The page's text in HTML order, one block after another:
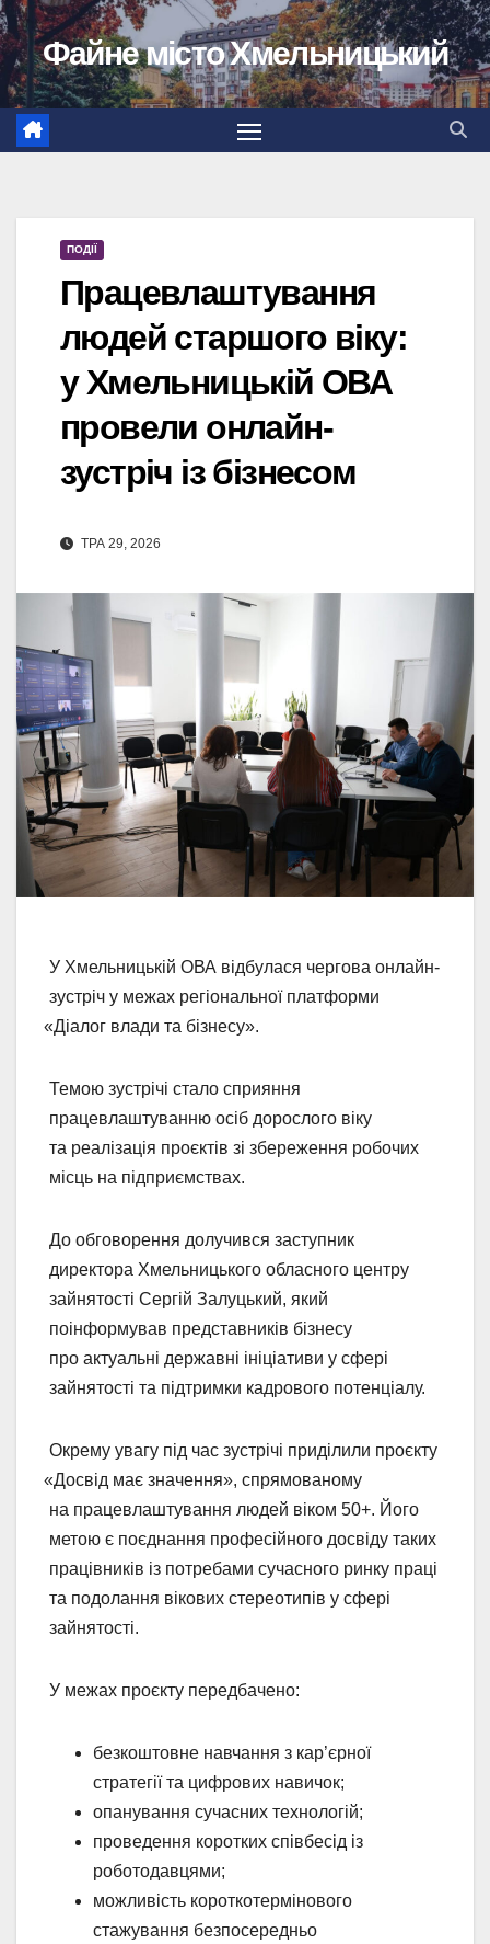
Перейти
до
вмісту
Файне місто Хмельницький
ПОДІЇ
Працевлаштування
людей старшого віку:
у Хмельницькій ОВА
провели онлайн-
зустріч із бізнесом
ТРА 29, 2026
У Хмельницькій ОВА відбулася чергова онлайн-
зустріч у межах регіональної платформи
«Діалог влади та бізнесу».
Темою зустрічі стало сприяння
працевлаштуванню осіб дорослого віку
та реалізація проєктів зі збереження робочих
місць на підприємствах.
До обговорення долучився заступник
директора Хмельницького обласного центру
зайнятості Сергій Залуцький, який
поінформував представників бізнесу
про актуальні державні ініціативи у сфері
зайнятості та підтримки кадрового потенціалу.
Окрему увагу під час зустрічі приділили проєкту
«Досвід має значення», спрямованому
на працевлаштування людей віком 50+. Його
метою є поєднання професійного досвіду таких
працівників із потребами сучасного ринку праці
та подолання вікових стереотипів у сфері
зайнятості.
У межах проєкту передбачено:
безкоштовне навчання з кар’єрної
стратегії та цифрових навичок;
опанування сучасних технологій;
проведення коротких співбесід із
роботодавцями;
можливість короткотермінового
стажування безпосередньо